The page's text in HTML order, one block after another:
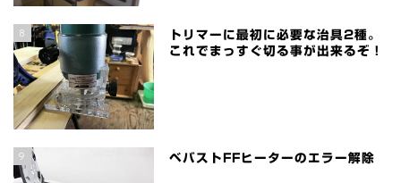
8
トリマーに最初に必要な治具2種。
これでまっすぐ切る事が出来るぞ！
9 ベバストFFヒーターのエラー解除